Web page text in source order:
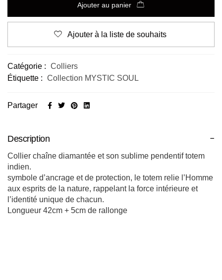
Ajouter au panier
Ajouter à la liste de souhaits
Catégorie : Colliers
Étiquette : Collection MYSTIC SOUL
Partager
Description
Collier chaîne diamantée et son sublime pendentif totem
indien.
symbole d’ancrage et de protection, le totem relie l’Homme
aux esprits de la nature, rappelant la force intérieure et
l’identité unique de chacun.
Longueur 42cm + 5cm de rallonge